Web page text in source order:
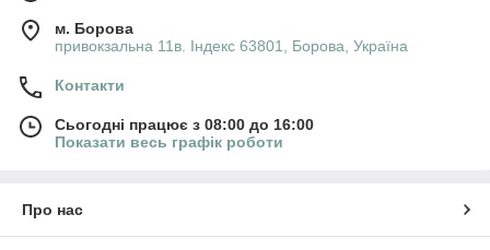
м. Борова
привокзальна 11в. Індекс 63801, Борова, Україна
Контакти
Сьогодні працює з 08:00 до 16:00
Показати весь графік роботи
Про нас